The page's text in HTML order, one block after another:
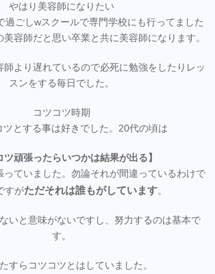
やはり美容師になりたい
過ごしwスクールで専門学校にも行ってました
容師だと思い卒業と共に美容師になります。
師より遅れているので必死に勉強をしたりレッ
スンをする毎日でした。
コツコツ時期
ツとする事は好きでした。20代の頃は
ツ頑張ったらいつかは結果が出る】
っていました。勿論それが間違っているわけで
すがただそれは誰もがしています。
いと意味がないですし、努力するのは基本で
す。
すらコツコツとはしていました。